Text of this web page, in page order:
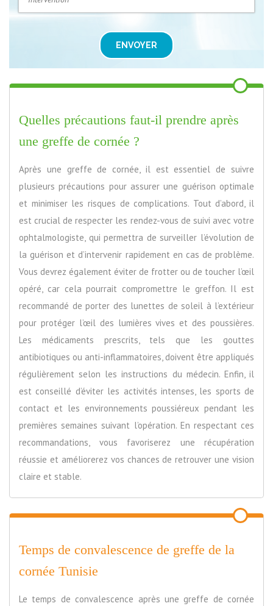
ENVOYER
Quelles précautions faut-il prendre après
une greffe de cornée ?
Après une greffe de cornée, il est essentiel de suivre
plusieurs précautions pour assurer une guérison optimale
et minimiser les risques de complications. Tout d’abord, il
est crucial de respecter les rendez-vous de suivi avec votre
ophtalmologiste, qui permettra de surveiller l’évolution de
la guérison et d’intervenir rapidement en cas de problème.
Vous devrez également éviter de frotter ou de toucher l’œil
opéré, car cela pourrait compromettre le greffon. Il est
recommandé de porter des lunettes de soleil à l’extérieur
pour protéger l’œil des lumières vives et des poussières.
Les médicaments prescrits, tels que les gouttes
antibiotiques ou anti-inflammatoires, doivent être appliqués
régulièrement selon les instructions du médecin. Enfin, il
est conseillé d’éviter les activités intenses, les sports de
contact et les environnements poussiéreux pendant les
premières semaines suivant l’opération. En respectant ces
recommandations, vous favoriserez une récupération
réussie et améliorerez vos chances de retrouver une vision
claire et stable.
Temps de convalescence de greffe de la
cornée Tunisie
Le temps de convalescence après une greffe de cornée